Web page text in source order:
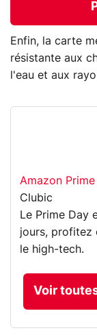
Enfin, la carte
résistante aux
l'eau et aux
Amazon
Clubic
Le Prime Day
jours, profitez
le high-tech.
Voir